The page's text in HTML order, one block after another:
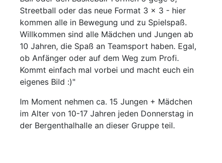
Streetball oder das neue Format 3 x 3 - hier
kommen alle in Bewegung und zu Spielspaß.
Willkommen sind alle Mädchen und Jungen ab
10 Jahren, die Spaß an Teamsport haben. Egal,
ob Anfänger oder auf dem Weg zum Profi.
Kommt einfach mal vorbei und macht euch ein
eigenes Bild :)"
Im Moment nehmen ca. 15 Jungen + Mädchen
im Alter von 10-17 Jahren jeden Donnerstag in
der Bergenthalhalle an dieser Gruppe teil.